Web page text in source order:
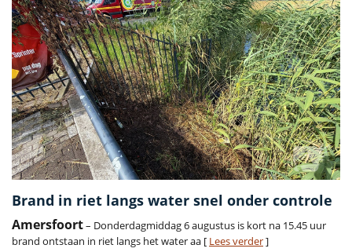
Brand in riet langs water snel onder controle
Amersfoort– Donderdagmiddag 6 augustus is kort na 15.45 uur
brand ontstaan in riet langs het water aa [ Lees verder]